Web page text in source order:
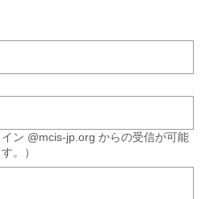
ン @mcis-jp.org からの受信が可能
。）